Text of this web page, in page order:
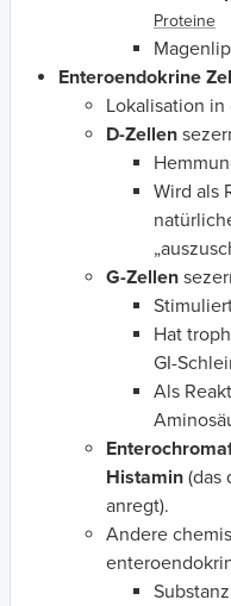
Proteine
Enteroendokrine
Lokalisation in
D-Zellen
Wird als
G-Zellen
Hat
GI-
Als
Histamin (das
anregt).
Andere